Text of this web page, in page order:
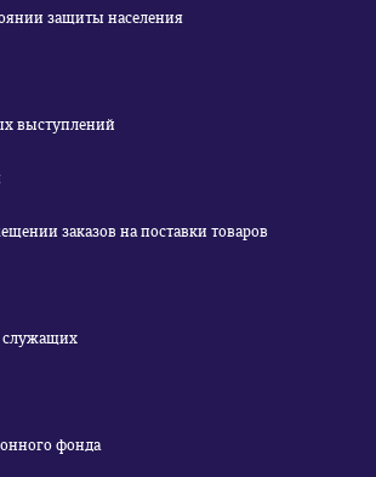
защиты населения
выступлений
заказов на поставки товаров
служащих
фонда